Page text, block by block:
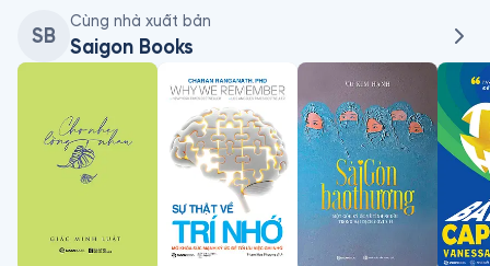
SB
Cùng nhà xuất bản
Saigon Books